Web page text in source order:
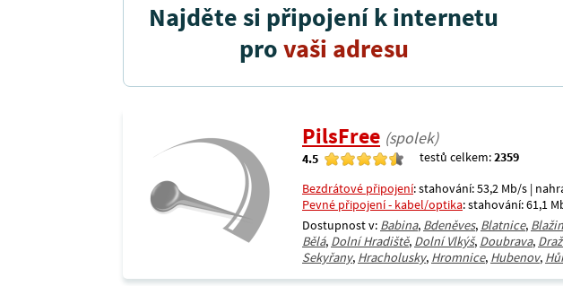
Najděte si připojení k internetu
provaši adresu
PilsFree (spolek)
4.5 testů celkem:2359
Bezdrátové připojení: stahování: 53,2 Mb/s |
Pevné připojení - kabel/optika: stahování: 61,1
Dostupnost v: Babina, Bdeněves, Blatnice,
Bělá, Dolní Hradiště, Dolní Vlkýš, Doubrava,
Sekyřany, Hracholusky, Hromnice, Hubenov,